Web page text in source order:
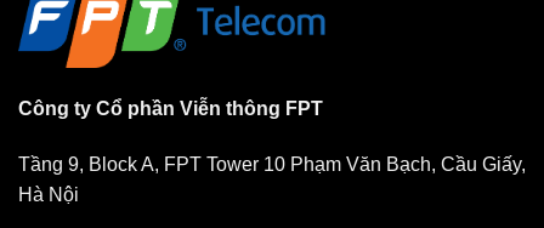
Công ty Cổ phần Viễn thông FPT
Tầng 9, Block A, FPT Tower 10 Phạm Văn Bạch, Cầu Giấy,
Hà Nội